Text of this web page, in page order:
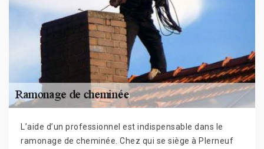
L’aide d’un professionnel est indispensable dans le
ramonage de cheminée. Chez qui se siège à Plerneuf